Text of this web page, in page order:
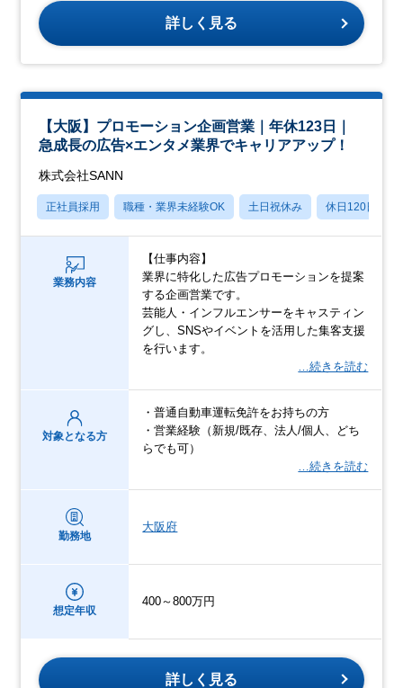
詳しく見る
【大阪】プロモーション企画営業｜年休123日｜
急成長の広告×エンタメ業界でキャリアアップ！
株式会社SANN
正社員採用 職種・業界未経験OK 土日祝休み 休日120日以上
業務内容
【仕事内容】
業界に特化した広告プロモーションを提案
する企画営業です。
芸能人・インフルエンサーをキャスティン
グし、SNSやイベントを活用した集客支援
を行います。
…続きを読む
対象となる方
・普通自動車運転免許をお持ちの方
・営業経験（新規/既存、法人/個人、どち
らでも可）
…続きを読む
勤務地
大阪府
想定年収
400～800万円
詳しく見る